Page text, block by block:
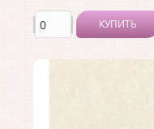
КУПИТЬ
Производитель:Rasch
Коллекция:Trend